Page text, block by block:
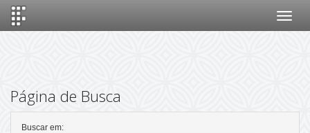
Página de Busca
Buscar em: